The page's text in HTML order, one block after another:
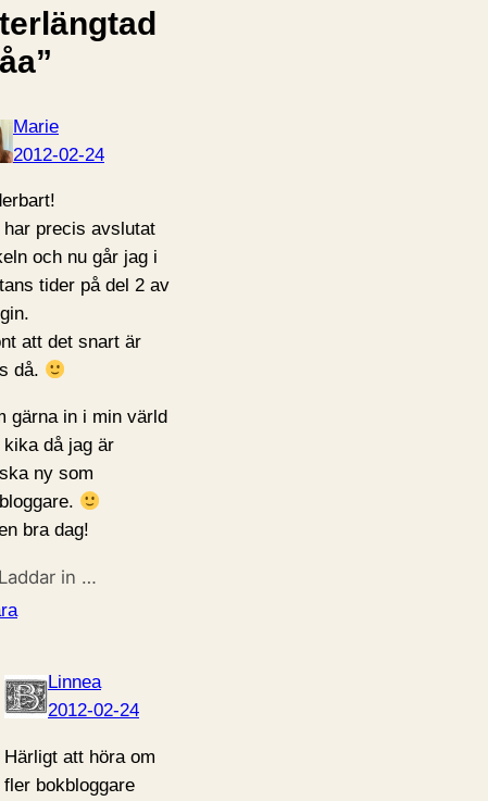
Marie
2012-02-24
har precis avslutat
och nu går jag i
tider på del 2 av
att det snart är
då.
gärna in i min värld
kika då jag är
ny som
bra dag!
Laddar in …
Linnea
2012-02-24
Härligt att höra om
fler bokbloggare